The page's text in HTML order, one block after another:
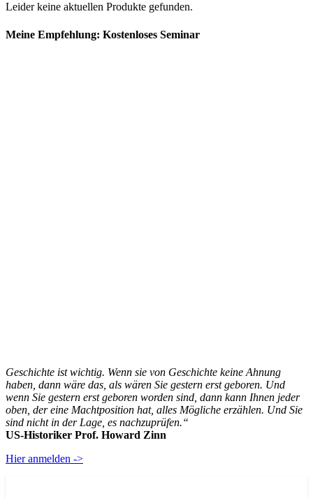
Leider keine aktuellen Produkte gefunden.
Meine Empfehlung: Kostenloses Seminar
Geschichte ist wichtig. Wenn sie von Geschichte keine Ahnung
haben, dann wäre das, als wären Sie gestern erst geboren. Und
wenn Sie gestern erst geboren worden sind, dann kann Ihnen jeder
oben, der eine Machtposition hat, alles Mögliche erzählen. Und Sie
sind nicht in der Lage, es nachzuprüfen.“
US-Historiker Prof. Howard Zinn
Hier anmelden ->